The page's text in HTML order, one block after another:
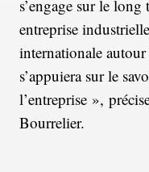
s’engage sur le
entreprise
internationale
s’appuiera sur le
l’entreprise »,
Bourrelier.